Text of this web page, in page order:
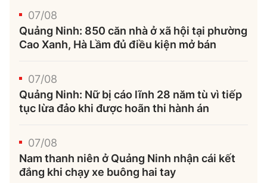
07/08
Quảng Ninh: 850 căn nhà ở xã hội tại phường
Cao Xanh, Hà Lầm đủ điều kiện mở bán
07/08
Quảng Ninh: Nữ bị cáo lĩnh 28 năm tù vì tiếp
tục lừa đảo khi được hoãn thi hành án
07/08
Nam thanh niên ở Quảng Ninh nhận cái kết
đắng khi chạy xe buông hai tay